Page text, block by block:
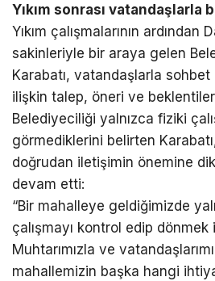
Yıkım sonrası vatandaşlarla
Yıkım çalışmalarının ardından
sakinleriyle bir araya gelen
Karabatı, vatandaşlarla
ilişkin talep, öneri ve
Belediyeciliği yalnızca fiziki
görmediklerini belirten
doğrudan iletişimin önemine
devam etti:
“Bir mahalleye geldiğimizde
çalışmayı kontrol edip
Muhtarımızla ve
mahallemizin başka hangi